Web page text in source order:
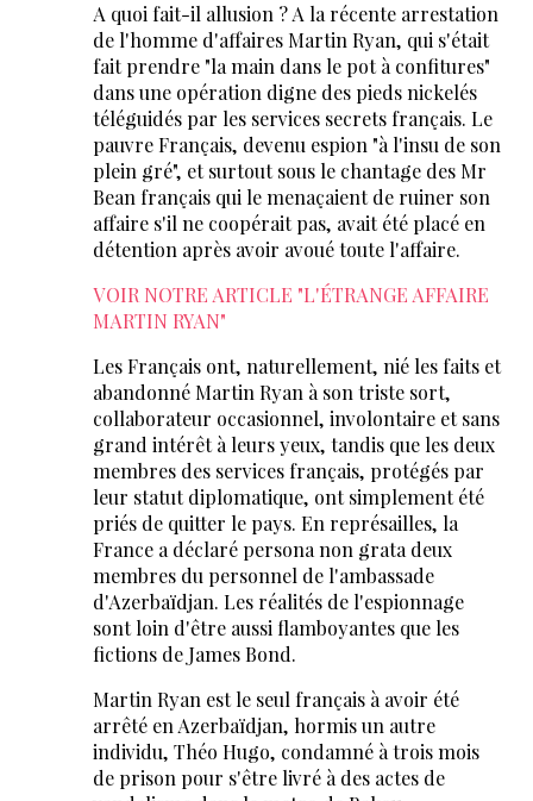
A quoi fait-il allusion ? A la récente arrestation
de l'homme d'affaires Martin Ryan, qui s'était
fait prendre "la main dans le pot à confitures"
dans une opération digne des pieds nickelés
téléguidés par les services secrets français. Le
pauvre Français, devenu espion "à l'insu de son
plein gré", et surtout sous le chantage des Mr
Bean français qui le menaçaient de ruiner son
affaire s'il ne coopérait pas, avait été placé en
détention après avoir avoué toute l'affaire.
VOIR NOTRE ARTICLE "L'ÉTRANGE AFFAIRE
MARTIN RYAN"
Les Français ont, naturellement, nié les faits et
abandonné Martin Ryan à son triste sort,
collaborateur occasionnel, involontaire et sans
grand intérêt à leurs yeux, tandis que les deux
membres des services français, protégés par
leur statut diplomatique, ont simplement été
priés de quitter le pays. En représailles, la
France a déclaré persona non grata deux
membres du personnel de l'ambassade
d'Azerbaïdjan. Les réalités de l'espionnage
sont loin d'être aussi flamboyantes que les
fictions de James Bond.
Martin Ryan est le seul français à avoir été
arrêté en Azerbaïdjan, hormis un autre
individu, Théo Hugo, condamné à trois mois
de prison pour s'être livré à des actes de